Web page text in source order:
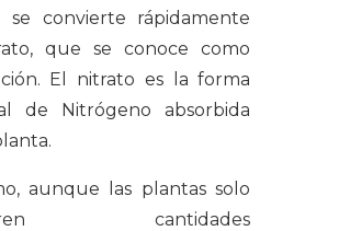
se convierte rápidamente
que se conoce como
El nitrato es la forma
de Nitrógeno absorbida
aunque las plantas solo
cantidades